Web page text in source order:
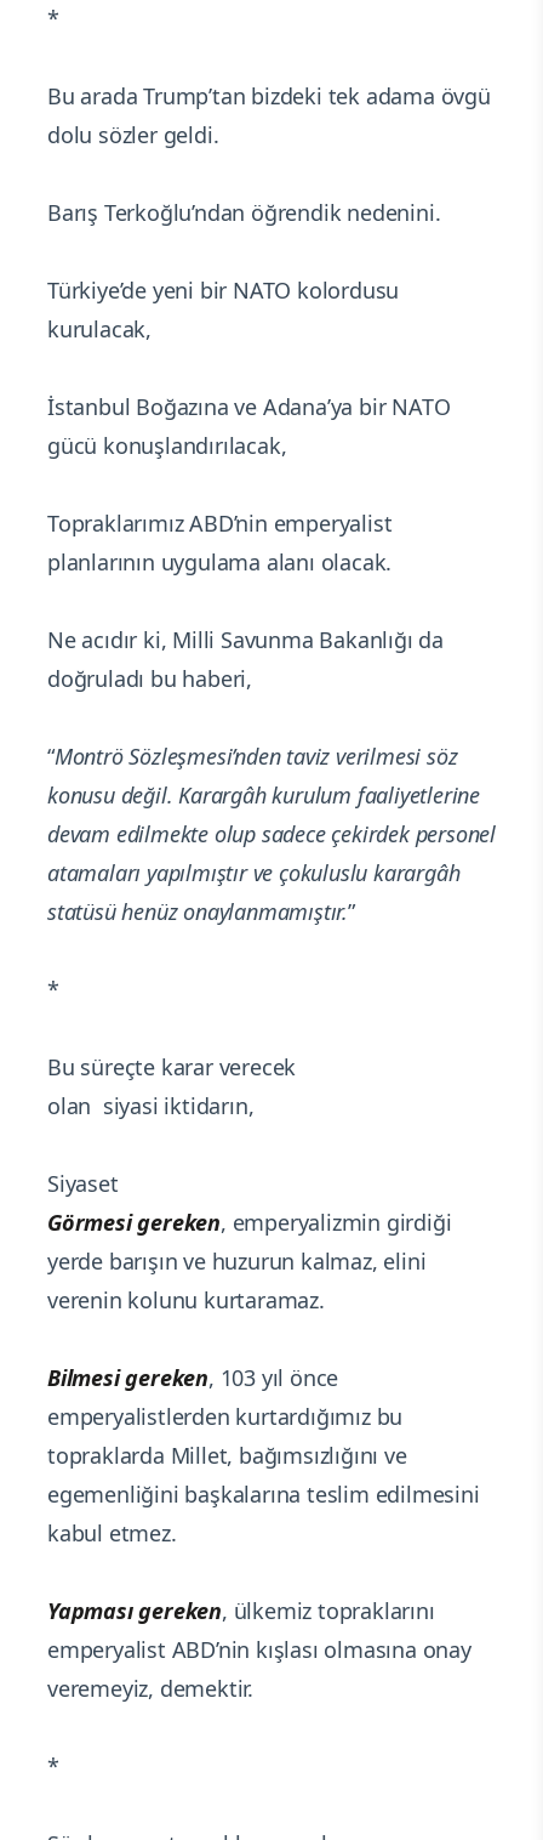
*
Bu arada Trump’tan bizdeki tek adama övgü
dolu sözler geldi.
Barış Terkoğlu’ndan öğrendik nedenini.
Türkiye’de yeni bir NATO kolordusu
kurulacak,
İstanbul Boğazına ve Adana’ya bir NATO
gücü konuşlandırılacak,
Topraklarımız ABD’nin emperyalist
planlarının uygulama alanı olacak.
Ne acıdır ki, Milli Savunma Bakanlığı da
doğruladı bu haberi,
“Montrö Sözleşmesi’nden taviz verilmesi söz
konusu değil. Karargâh kurulum faaliyetlerine
devam edilmekte olup sadece çekirdek personel
atamaları yapılmıştır ve çokuluslu karargâh
statüsü henüz onaylanmamıştır.”
*
Bu süreçte karar verecek
olan siyasi iktidarın,
Siyaset
Görmesi gereken, emperyalizmin girdiği
yerde barışın ve huzurun kalmaz, elini
verenin kolunu kurtaramaz.
Bilmesi gereken, 103 yıl önce
emperyalistlerden kurtardığımız bu
topraklarda Millet, bağımsızlığını ve
egemenliğini başkalarına teslim edilmesini
kabul etmez.
Yapması gereken, ülkemiz topraklarını
emperyalist ABD’nin kışlası olmasına onay
veremeyiz, demektir.
*